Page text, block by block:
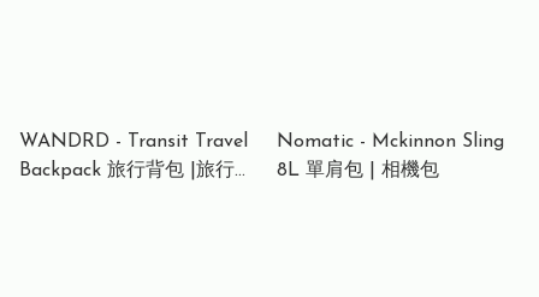
WANDRD - Transit Travel
Backpack 旅行背包 |旅行背
Nomatic - Mckinnon Sling
8L 單肩包 | 相機包